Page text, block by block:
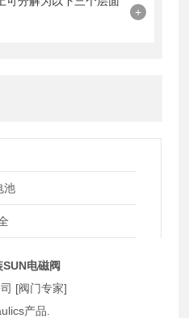
+
池
电磁阀
[阀门专家]
产品.